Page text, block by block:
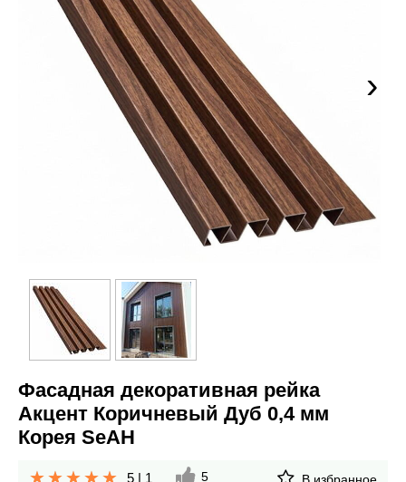
›
Фасадная декоративная рейка
Акцент Коричневый Дуб 0,4 мм
Корея SeAH
5 | 1 5 В избранное